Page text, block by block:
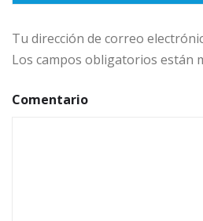
Tu dirección de correo
Los campos obligatorios están
Comentario